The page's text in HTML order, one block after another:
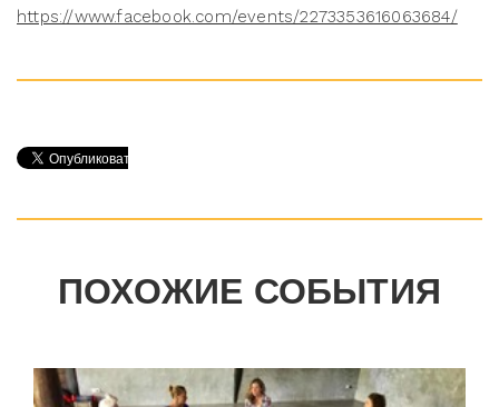
https://www.facebook.com/events/2273353616063684/
ПОХОЖИЕ СОБЫТИЯ